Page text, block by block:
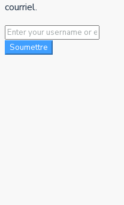
courriel.
Soumettre